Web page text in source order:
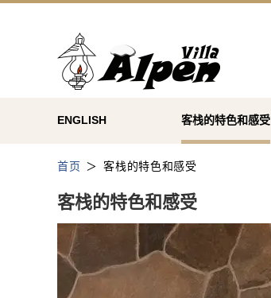
ENGLISH 客栈的特色和感受
首页 客栈的特色和感受
客栈的特色和感受